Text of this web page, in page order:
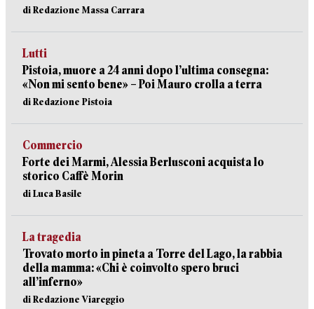
di Redazione Massa Carrara
Lutti
Pistoia, muore a 24 anni dopo l’ultima consegna:
«Non mi sento bene» – Poi Mauro crolla a terra
di Redazione Pistoia
Commercio
Forte dei Marmi, Alessia Berlusconi acquista lo
storico Caffè Morin
di Luca Basile
La tragedia
Trovato morto in pineta a Torre del Lago, la rabbia
della mamma: «Chi è coinvolto spero bruci
all’inferno»
di Redazione Viareggio